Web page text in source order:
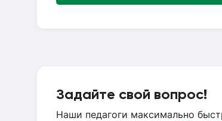
Задайте свой вопрос!
Наши педагоги максимально